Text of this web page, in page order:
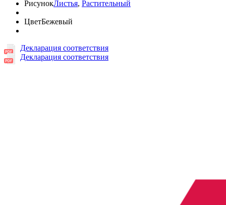
РисунокЛистья, Растительный
ЦветБежевый
Декларация соответствия
Декларация соответствия